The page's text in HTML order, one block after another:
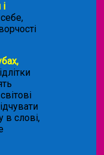
в слові,